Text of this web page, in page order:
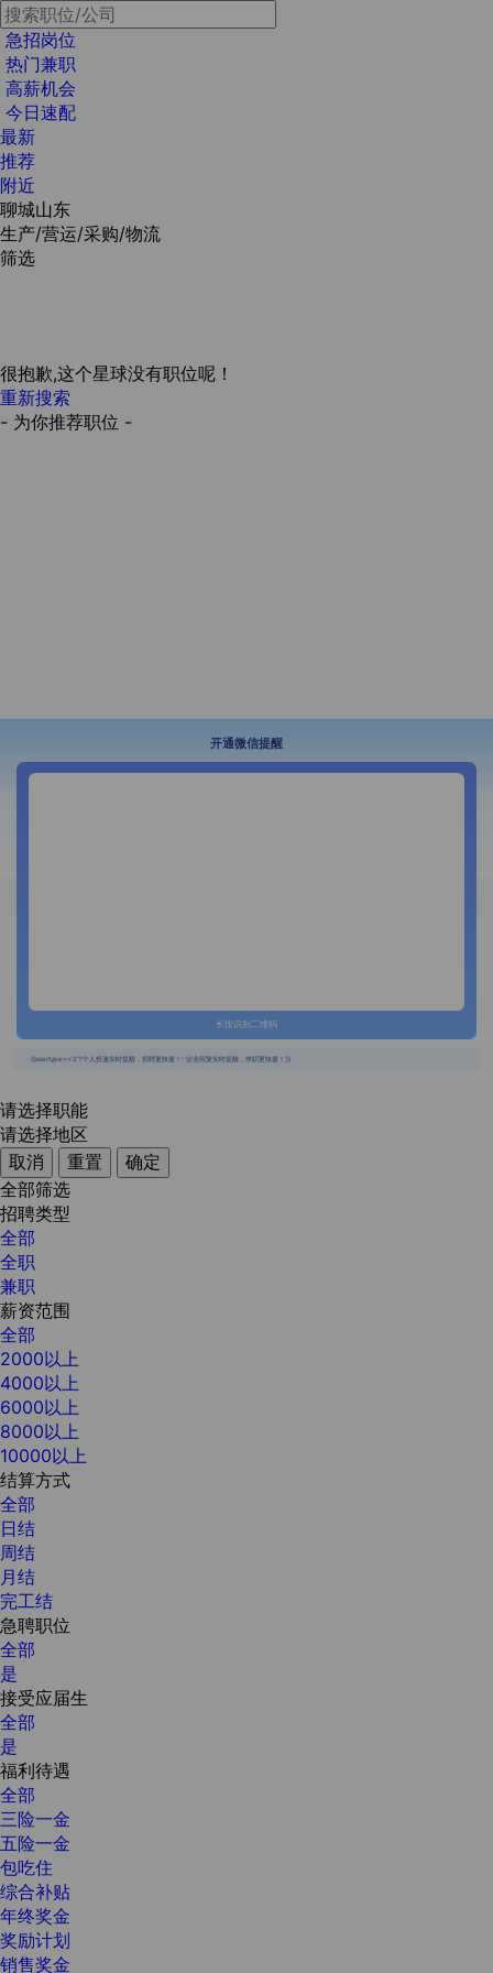
急招岗位
热门兼职
高薪机会
今日速配
最新
推荐
附近
聊城山东
生产/营运/采购/物流
筛选
很抱歉,这个星球没有职位呢！
重新搜索
- 为你推荐职位 -
开通微信提醒
长按识别二维码
{{usertype=='2'?'个人投递实时提醒，招聘更快捷！':'企业回复实时提醒，求职更快捷！'}}
请选择职能
请选择地区
取消
重置
确定
全部筛选
招聘类型
全部
全职
兼职
薪资范围
全部
2000以上
4000以上
6000以上
8000以上
10000以上
结算方式
全部
日结
周结
月结
完工结
急聘职位
全部
是
接受应届生
全部
是
福利待遇
全部
三险一金
五险一金
包吃住
综合补贴
年终奖金
奖励计划
销售奖金